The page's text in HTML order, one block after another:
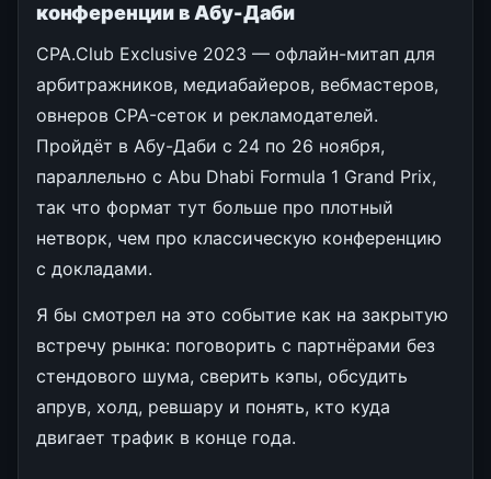
конференции в Абу-Даби
CPA.Club Exclusive 2023 — офлайн-митап для
арбитражников, медиабайеров, вебмастеров,
овнеров CPA-сеток и рекламодателей.
Пройдёт в Абу-Даби с 24 по 26 ноября,
параллельно с Abu Dhabi Formula 1 Grand Prix,
так что формат тут больше про плотный
нетворк, чем про классическую конференцию
с докладами.
Я бы смотрел на это событие как на закрытую
встречу рынка: поговорить с партнёрами без
стендового шума, сверить кэпы, обсудить
апрув, холд, ревшару и понять, кто куда
двигает трафик в конце года.